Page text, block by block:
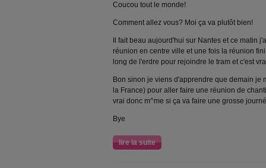
Coucou tout le monde!
Comment allez vous? Moi ça va plutôt bien!
Il fait beau aujourd'hui sur Nantes et ce matin
réunion en centre ville et une fois la réunion
long de l'erdre pour rejoindre le tram et c'est
Bon sinon je viens d'apprendre que demain je
la France) pour aller faire une réunion de
vrai donc m^me si ça va faire une grosse
Bye
lire la suite